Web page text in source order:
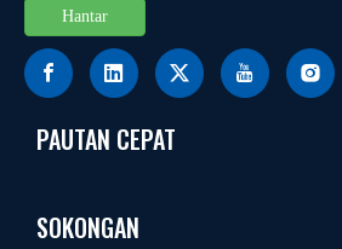
Hantar
PAUTAN CEPAT
SOKONGAN